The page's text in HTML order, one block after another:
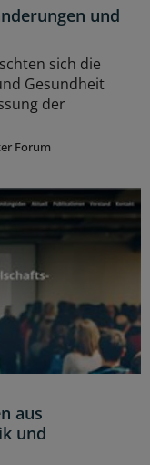
und
sich die
Gesundheit
der
Forum
aus
und